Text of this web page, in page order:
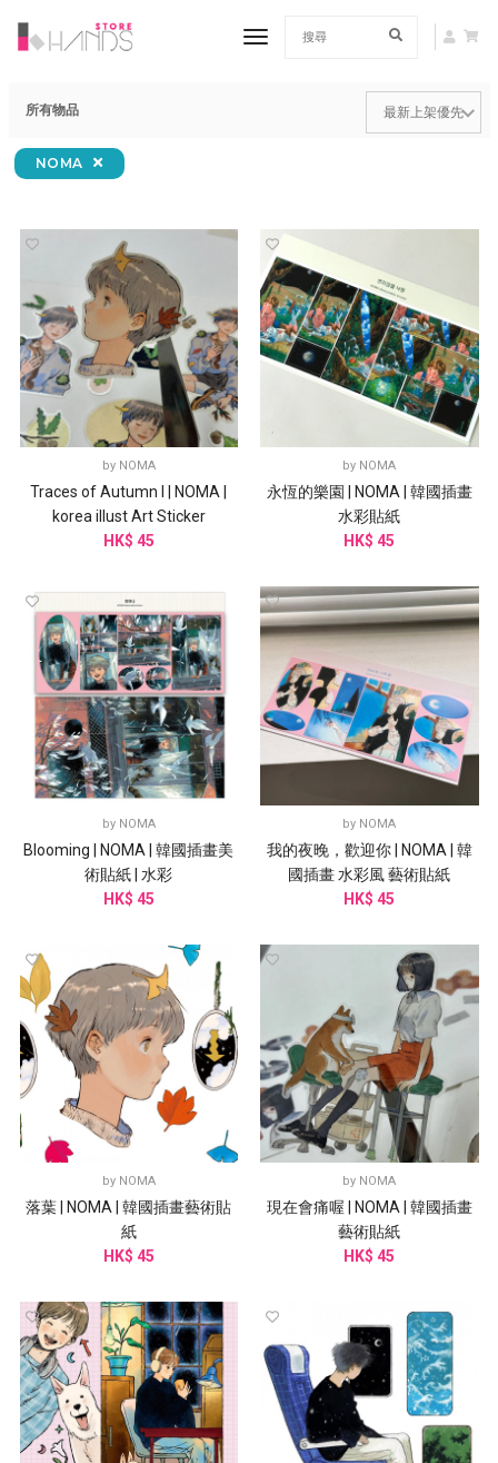
toggle navigation
所有物品
NOMA
by NOMA
Traces of Autumn I | NOMA |
korea illust Art Sticker
HK$ 45
by NOMA
永恆的樂園 | NOMA | 韓國插畫
水彩貼紙
HK$ 45
by NOMA
Blooming | NOMA | 韓國插畫美
術貼紙 | 水彩
HK$ 45
by NOMA
我的夜晚，歡迎你 | NOMA | 韓
國插畫 水彩風 藝術貼紙
HK$ 45
by NOMA
落葉 | NOMA | 韓國插畫藝術貼
紙
HK$ 45
by NOMA
現在會痛喔 | NOMA | 韓國插畫
藝術貼紙
HK$ 45